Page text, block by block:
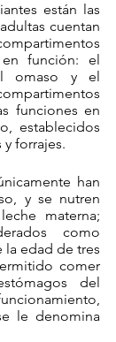
están las
cuentan
en función: el
omaso y el
funciones en
establecidos
forrajes.
han
y se nutren
materna;
como
la edad de tres
comer
del
le denomina